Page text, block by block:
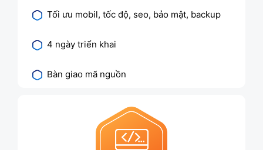
Tối ưu mobil, tốc độ, seo, bảo mật, backup
4 ngày triển khai
Bàn giao mã nguồn